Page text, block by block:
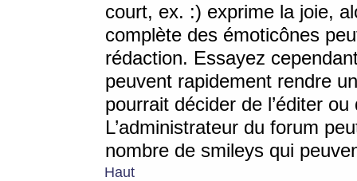
court, ex. :) exprime la joie,
complète des émoticônes
rédaction. Essayez
peuvent rapidement rendre
pourrait décider de l’éditer
L’administrateur du forum
nombre de smileys qui
Haut